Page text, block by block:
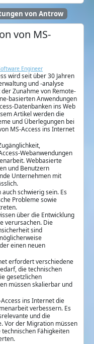
von Antrow
von MS-
Engineer
wird seit über 30 Jahren
und -analyse
Zunahme von Remote-
basierten Anwendungen
Datenbanken ins Web
Artikel werden die
und Überlegungen bei
MS-Access ins Internet
Webanwendungen
Webbasierte
und Benutzern
Unternehmen mit
schwierig sein. Es
Probleme sowie
über die Entwicklung
verursachen. Die
sind
einen neuen
erfordert verschiedene
die technischen
gesetzlichen
müssen skalierbar und
ins Internet die
verbessern. Es
und die
Vor der Migration müssen
Fähigkeiten